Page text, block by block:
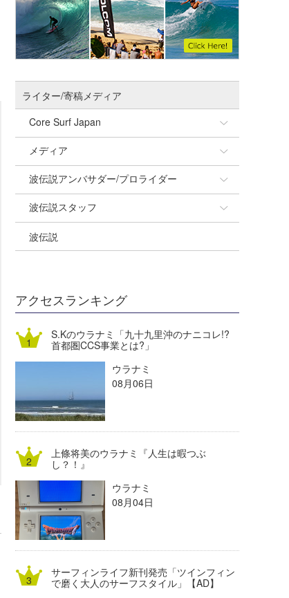
ライター/寄稿メディア
Core Surf Japan
Naoya Kimoto
mitsuteru Kamio
Yasunari Inoue
Yoshiyuki Obata
DELTA FORCE SURF
熊谷素子
メディア
SURFMEDIA
Colors MAGAZINE
WAVAL
波伝説アンバサダー/プロライダー
福島寿実子
中浦“JET”章
進士剛光
植村未来
大野”MAR”修聖
喜納海人
波伝説スタッフ
☆加藤
Aichan
ECE
H
KID
KOBU
KY
MIN
mitz
OYZ
波伝説
アクセスランキング
S.Kのウラナミ「九十九里沖のナニコレ!?
首都圏CCS事業とは?」
ウラナミ
08月06日
上條将美のウラナミ『人生は暇つぶ
し？！』
ウラナミ
08月04日
サーフィンライフ新刊発売「ツインフィン
で磨く大人のサーフスタイル」【AD】